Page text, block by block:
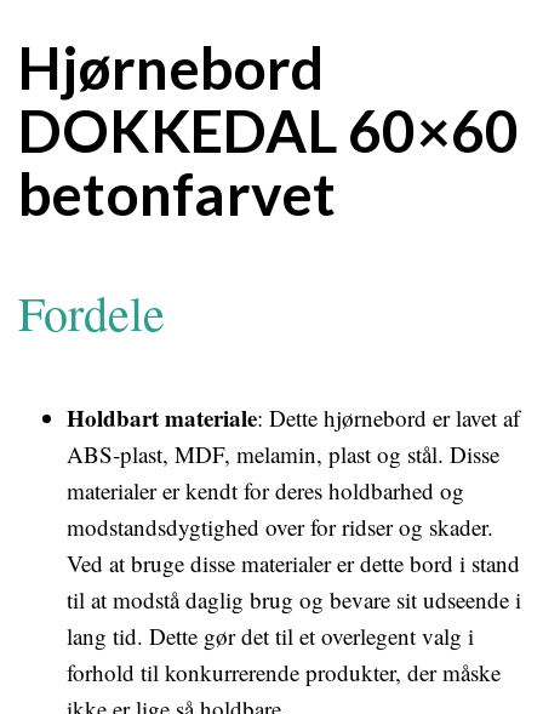
Hjørnebord
DOKKEDAL 60×60
betonfarvet
Fordele
Holdbart materiale: Dette hjørnebord er lavet af
ABS-plast, MDF, melamin, plast og stål. Disse
materialer er kendt for deres holdbarhed og
modstandsdygtighed over for ridser og skader.
Ved at bruge disse materialer er dette bord i stand
til at modstå daglig brug og bevare sit udseende i
lang tid. Dette gør det til et overlegent valg i
forhold til konkurrerende produkter, der måske